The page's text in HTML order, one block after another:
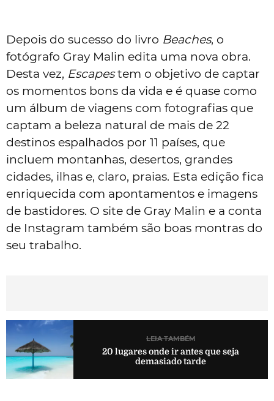
Depois do sucesso do livro Beaches, o
fotógrafo Gray Malin edita uma nova obra.
Desta vez, Escapestem o objetivo de captar
os momentos bons da vida e é quase como
um álbum de viagens com fotografias que
captam a beleza natural de mais de 22
destinos espalhados por 11 países, que
incluem montanhas, desertos, grandes
cidades, ilhas e, claro, praias. Esta edição fica
enriquecida com apontamentos e imagens
de bastidores. O site de Gray Malin e a conta
de Instagram também são boas montras do
seu trabalho.
LEIA TAMBÉM
20 lugares onde ir antes que seja
demasiado tarde